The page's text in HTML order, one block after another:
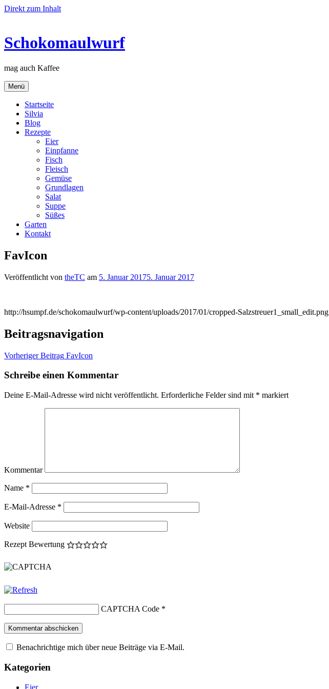
Direkt zum Inhalt
Schokomaulwurf
mag auch Kaffee
Menü
Startseite
Silvia
Blog
Rezepte
Eier
Einpfanne
Fisch
Fleisch
Gemüse
Grundlagen
Salat
Suppe
Süßes
Garten
Kontakt
FavIcon
Veröffentlicht von theTC am 5. Januar 20175. Januar 2017
http://hsumpf.de/schokomaulwurf/wp-content/uploads/2017/01/cropped-Salzstreuer1_small_edit.png
Beitragsnavigation
Vorheriger Beitrag FavIcon
Schreibe einen Kommentar
Deine E-Mail-Adresse wird nicht veröffentlicht. Erforderliche Felder sind mit * markiert
Kommentar
Name *
E-Mail-Adresse *
Website
Rezept Bewertung
CAPTCHA Code *
Benachrichtige mich über neue Beiträge via E-Mail.
Kategorien
Eier